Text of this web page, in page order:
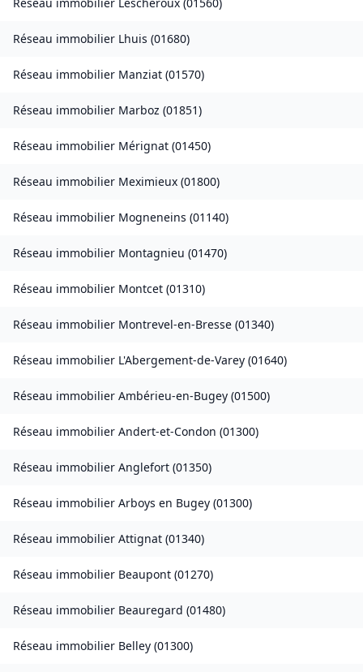
Réseau immobilier Lescheroux (01560)
Réseau immobilier Lhuis (01680)
Réseau immobilier Manziat (01570)
Réseau immobilier Marboz (01851)
Réseau immobilier Mérignat (01450)
Réseau immobilier Meximieux (01800)
Réseau immobilier Mogneneins (01140)
Réseau immobilier Montagnieu (01470)
Réseau immobilier Montcet (01310)
Réseau immobilier Montrevel-en-Bresse (01340)
Réseau immobilier L'Abergement-de-Varey (01640)
Réseau immobilier Ambérieu-en-Bugey (01500)
Réseau immobilier Andert-et-Condon (01300)
Réseau immobilier Anglefort (01350)
Réseau immobilier Arboys en Bugey (01300)
Réseau immobilier Attignat (01340)
Réseau immobilier Beaupont (01270)
Réseau immobilier Beauregard (01480)
Réseau immobilier Belley (01300)